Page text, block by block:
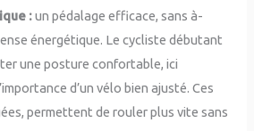
:un pédalage efficace, sans à-
énergétique. Le cycliste débutant
une posture confortable, ici
d’un vélo bien ajusté. Ces
permettent de rouler plus vite sans